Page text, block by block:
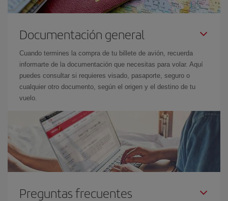
Documentación general
Cuando termines la compra de tu billete de avión, recuerda
informarte de la documentación que necesitas para volar. Aquí
puedes consultar si requieres visado, pasaporte, seguro o
cualquier otro documento, según el origen y el destino de tu
vuelo.
Preguntas frecuentes